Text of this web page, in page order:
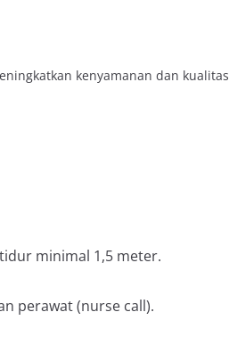
kenyamanan dan kualitas
minimal 1,5 meter.
perawat (nurse call).